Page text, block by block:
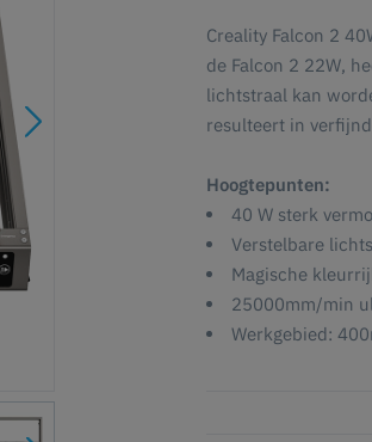
Creality Falcon 2
de Falcon 2 22W,
lichtstraal kan
resulteert in
Hoogtepunten:
40 W sterk
Verstelbare
Magische
25000mm/min
Werkgebied: